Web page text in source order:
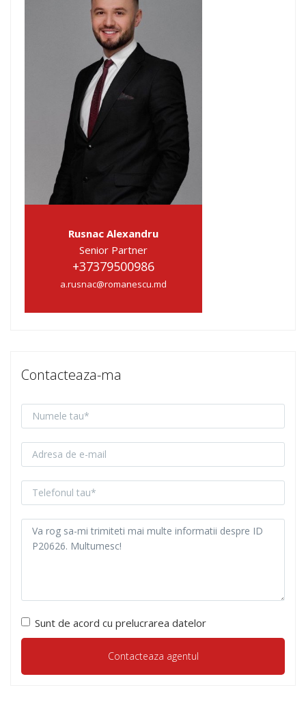
Rusnac Alexandru
Senior Partner
+37379500986
a.rusnac@romanescu.md
Contacteaza-ma
Sunt de acord cu prelucrarea datelor